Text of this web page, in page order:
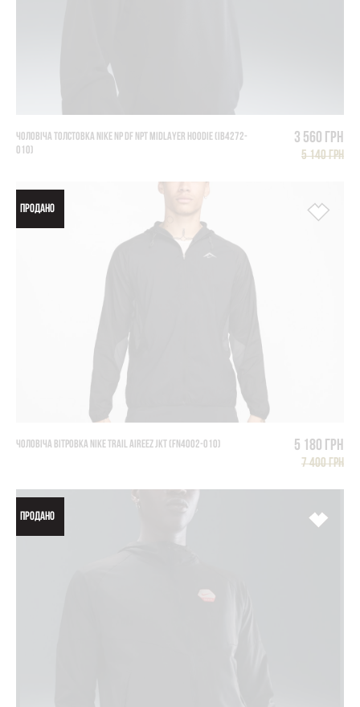
ЧОЛОВІЧА ТОЛСТОВКА NIKE NP DF NPT MIDLAYER HOODIE (IB4272-
010)
3 560 грн
5 140 грн
ПРОДАНО
ЧОЛОВІЧА ВІТРОВКА NIKE TRAIL AIREEZ JKT (FN4002-010) 5 180 грн
7 400 грн
ПРОДАНО